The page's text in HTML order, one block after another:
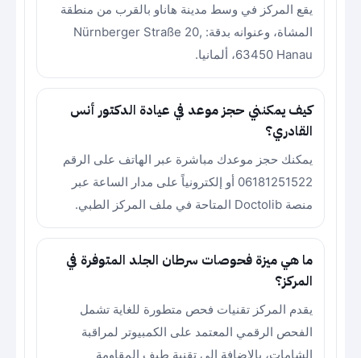
يقع المركز في وسط مدينة هاناو بالقرب من منطقة
المشاة، وعنوانه بدقة: Nürnberger Straße 20,
63450 Hanau، ألمانيا.
كيف يمكنني حجز موعد في عيادة الدكتور أنس
القادري؟
يمكنك حجز موعدك مباشرة عبر الهاتف على الرقم
06181251522 أو إلكترونياً على مدار الساعة عبر
منصة Doctolib المتاحة في ملف المركز الطبي.
ما هي ميزة فحوصات سرطان الجلد المتوفرة في
المركز؟
يقدم المركز تقنيات فحص متطورة للغاية تشمل
الفحص الرقمي المعتمد على الكمبيوتر لمراقبة
الشامات، بالإضافة إلى تقنية طيف المقاومة